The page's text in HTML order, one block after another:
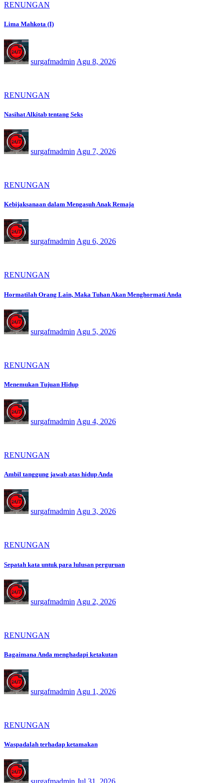
RENUNGAN
Lima Mahkota (I)
surgafmadmin Agu 8, 2026
RENUNGAN
Nasihat Alkitab tentang Seks
surgafmadmin Agu 7, 2026
RENUNGAN
Kebijaksanaan dalam Mengasuh Anak Remaja
surgafmadmin Agu 6, 2026
RENUNGAN
Hormatilah Orang Lain, Maka Tuhan Akan Menghormati Anda
surgafmadmin Agu 5, 2026
RENUNGAN
Menemukan Tujuan Hidup
surgafmadmin Agu 4, 2026
RENUNGAN
Ambil tanggung jawab atas hidup Anda
surgafmadmin Agu 3, 2026
RENUNGAN
Sepatah kata untuk para lulusan perguruan
surgafmadmin Agu 2, 2026
RENUNGAN
Bagaimana Anda menghadapi ketakutan
surgafmadmin Agu 1, 2026
RENUNGAN
Waspadalah terhadap ketamakan